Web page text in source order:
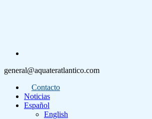
general@aquateratlantico.com
Contacto
Noticias
Español
English